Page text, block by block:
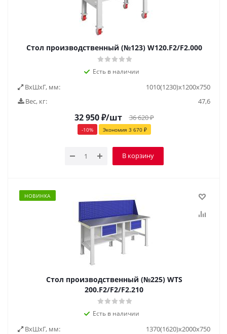
Стол производственный (№123) W120.F2/F2.000
Есть в наличии
ВxШxГ, мм:
1010(1230)x1200x750
Вес, кг:
47,6
32 950₽/шт 36 620₽
-10% Экономия 3 670₽
В корзину
НОВИНКА
Стол производственный (№225) WTS
200.F2/F2/F2.210
Есть в наличии
ВxШxГ, мм:
1370(1620)x2000x750